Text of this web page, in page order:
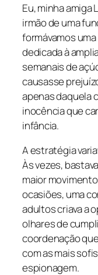
Eu, minha amiga
irmão de uma
formávamos
dedicada à
semanais de
causasse
apenas daquela
inocência que
infância.
A estratégia
Às vezes,
maior
ocasiões, uma
adultos criava a
olhares de
coordenação
com as mais
espionagem.